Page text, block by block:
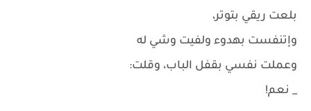
بلعت ريقي بتوتر،
وإتنفست بهدوء ولفيت وشي له
وعملت نفسي بقفل الباب، وقلت:
_ نعم!